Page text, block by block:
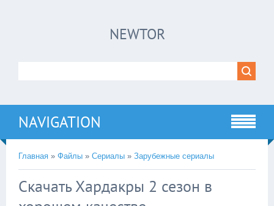
NEWTOR
NAVIGATION
Главная » Файлы » Сериалы » Зарубежные сериалы
Скачать Хардакры 2 сезон в
!!!Если Вы с телефона сперва нажмите на